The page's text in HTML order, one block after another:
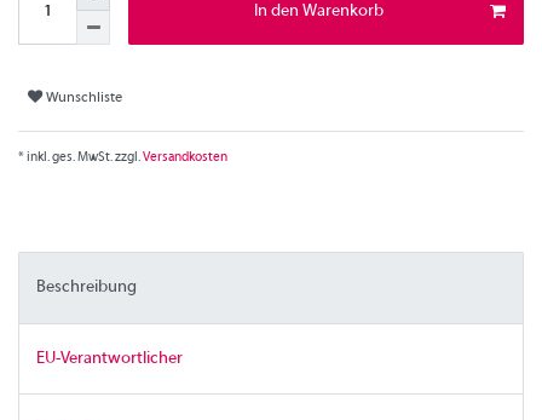
In den Warenkorb
Wunschliste
* inkl. ges. MwSt. zzgl.Versandkosten
Beschreibung
EU-Verantwortlicher